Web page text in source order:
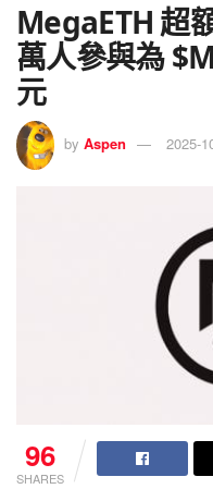
MegaETH 超
萬人參與為
元
by Aspen 2025-
96
SHARES